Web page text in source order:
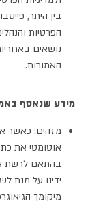
בין היתר,
הפרטיות
נושאים
האמורות.
מידע שנאסף
מזהים: כאשר
בהתאם לרשת
ידינו על מנת
מיקומך